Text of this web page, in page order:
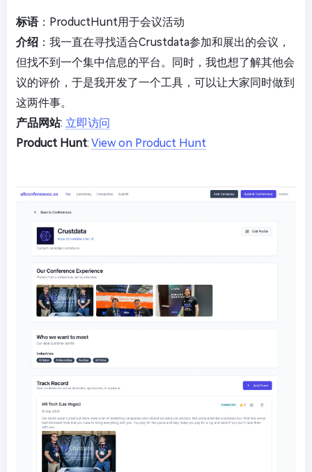
标语：ProductHunt用于会议活动
介绍 ：我一直在寻找适合Crustdata参加和展出的会议，
但找不到一个集中信息的平台。同时，我也想了解其他会
议的评价，于是我开发了一个工具，可以让大家同时做到
这两件事。
产品网站: 立即访问
Product Hunt: View on Product Hunt